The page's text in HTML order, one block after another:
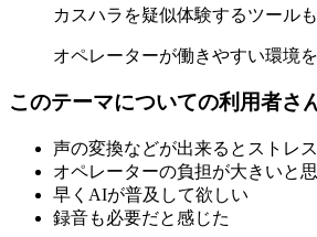
カスハラを疑似体験するツールも
オペレーターが働きやすい環境
このテーマについての利用者さ
声の変換などが出来るとストレ
オペレーターの負担が大きいと
早くAIが普及して欲しい
録音も必要だと感じた